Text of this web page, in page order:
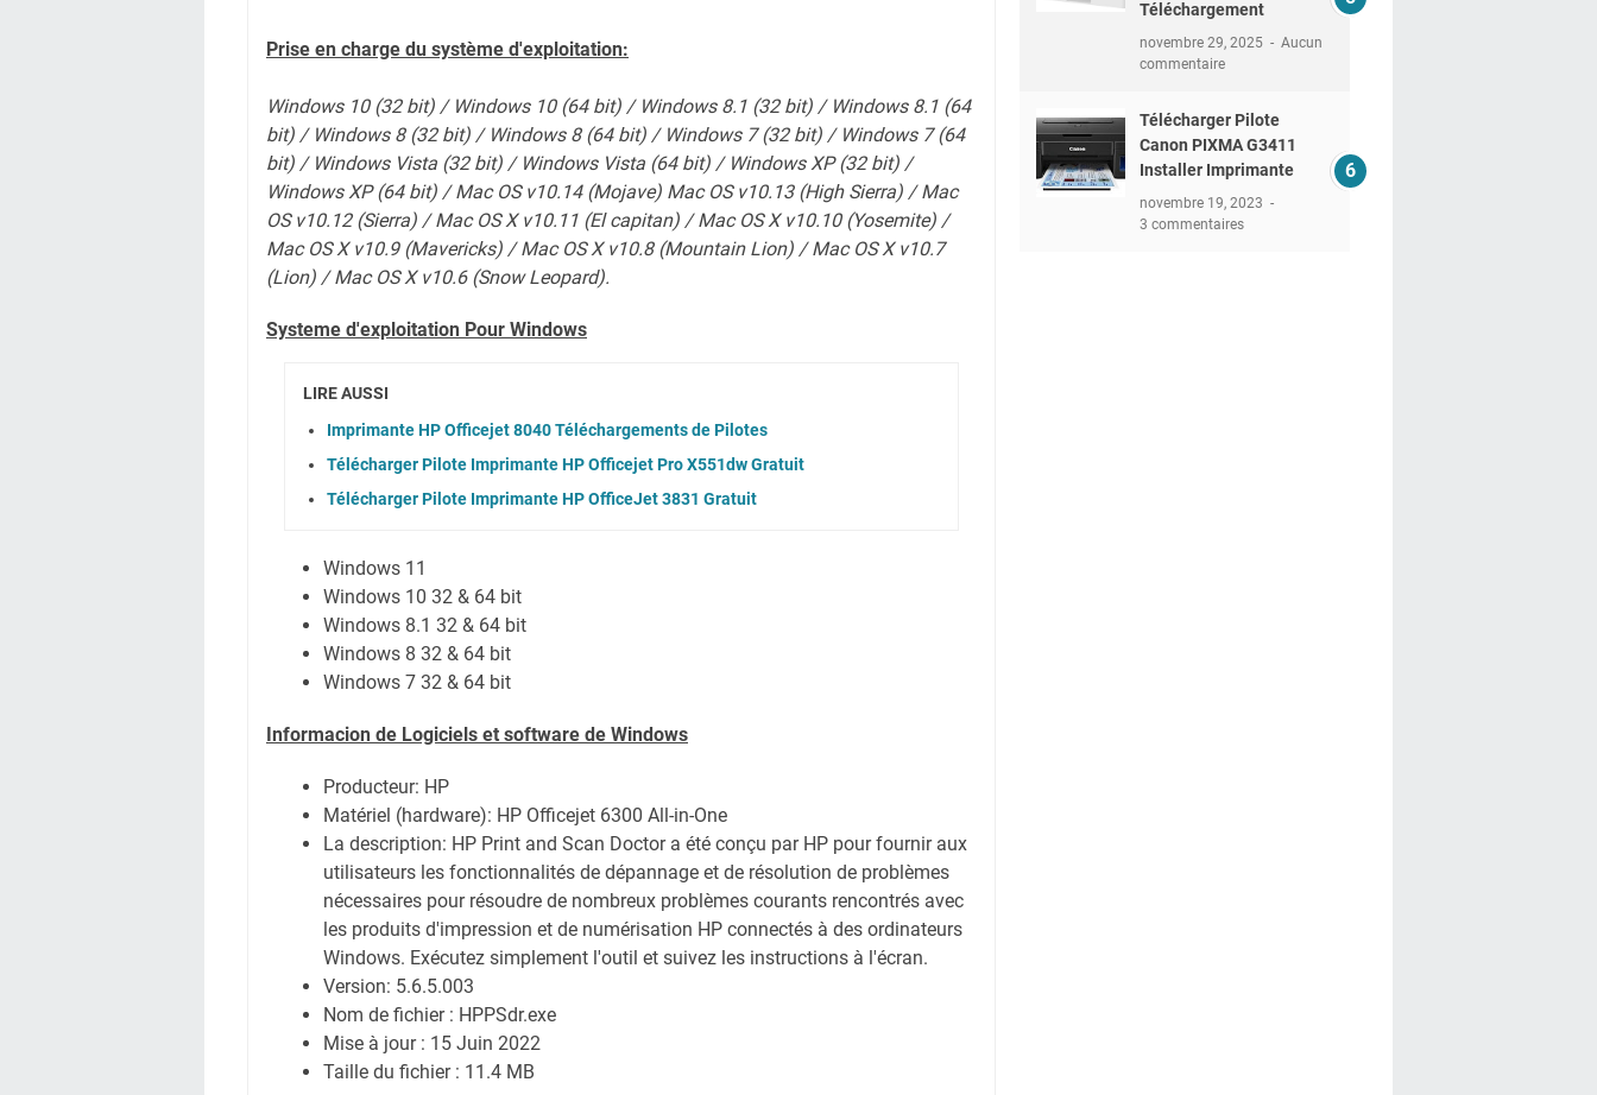
Prise en charge du système d'exploitation:
Windows 10 (32 bit) / Windows 10 (64 bit) / Windows 8.1 (32 bit) / Windows 8.1 (64
bit) / Windows 8 (32 bit) / Windows 8 (64 bit) / Windows 7 (32 bit) / Windows 7 (64
bit) / Windows Vista (32 bit) / Windows Vista (64 bit) / Windows XP (32 bit) /
Windows XP (64 bit) / Mac OS v10.14 (Mojave) Mac OS v10.13 (High Sierra) / Mac
OS v10.12 (Sierra) / Mac OS X v10.11 (El capitan) / Mac OS X v10.10 (Yosemite) /
Mac OS X v10.9 (Mavericks) / Mac OS X v10.8 (Mountain Lion) / Mac OS X v10.7
(Lion) / Mac OS X v10.6 (Snow Leopard).
Systeme d'exploitation Pour Windows
LIRE AUSSI
Imprimante HP Officejet 8040 Téléchargements de Pilotes
Télécharger Pilote Imprimante HP Officejet Pro X551dw Gratuit
Télécharger Pilote Imprimante HP OfficeJet 3831 Gratuit
Windows 11
Windows 10 32 & 64 bit
Windows 8.1 32 & 64 bit
Windows 8 32 & 64 bit
Windows 7 32 & 64 bit
Informacion de Logiciels et software de Windows
Producteur: HP
Matériel (hardware): HP Officejet 6300 All-in-One
La description: HP Print and Scan Doctor a été conçu par HP pour fournir aux
utilisateurs les fonctionnalités de dépannage et de résolution de problèmes
nécessaires pour résoudre de nombreux problèmes courants rencontrés avec
les produits d'impression et de numérisation HP connectés à des ordinateurs
Windows. Exécutez simplement l'outil et suivez les instructions à l'écran.
Version: 5.6.5.003
Nom de fichier : HPPSdr.exe
Mise à jour : 15 Juin 2022
Taille du fichier : 11.4 MB
Téléchargement
novembre 29, 2025
Aucun
commentaire
Télécharger Pilote
Canon PIXMA G3411
Installer Imprimante
novembre 19, 2023
3 commentaires